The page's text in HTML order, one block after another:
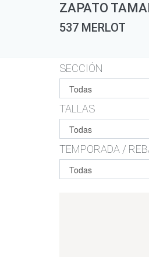
ZAPATO
537 MERLOT
SECCIÓN
TALLAS
TEMPORADA /